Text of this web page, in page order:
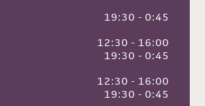
19:30 - 0:45
12:30 - 16:00
19:30 - 0:45
12:30 - 16:00
19:30 - 0:45